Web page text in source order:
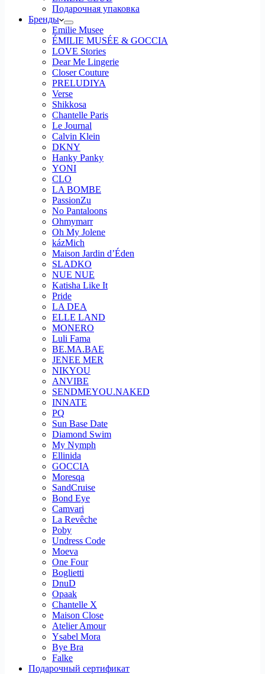
Подарочная упаковка
Бренды
Emilie Musee
ÉMILIE MUSÉE & GOCCIA
LOVE Stories
Dear Me Lingerie
Closer Couture
PRELUDIYA
Verse
Shikkosa
Chantelle Paris
Le Journal
Calvin Klein
DKNY
Hanky Panky
YONI
CLO
LA BOMBE
PassionZu
No Pantaloons
Ohmymarr
Oh My Jolene
kázMich
Maison Jardin d’Éden
SLADKO
NUE NUE
Katisha Like It
Pride
LA DEA
ELLE LAND
MONERO
Luli Fama
BE.MA.BAE
JENEE MER
NIKYOU
ANVIBE
SENDMEYOU.NAKED
INNATE
PQ
Sun Base Date
Diamond Swim
My Nymph
Ellinida
GOCCIA
Moresqa
SandCruise
Bond Eye
Camvari
La Revêche
Poby
Undress Code
Moeva
One Four
Boglietti
DnuD
Opaak
Chantelle X
Maison Close
Atelier Amour
Ysabel Mora
Bye Bra
Falke
Подарочный сертификат